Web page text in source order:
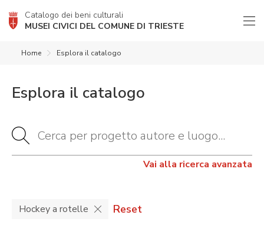
Catalogo dei beni culturali
MUSEI CIVICI DEL COMUNE DI TRIESTE
Home Esplora il catalogo
Esplora il catalogo
Vai alla ricerca avanzata
Hockey a rotelle Reset